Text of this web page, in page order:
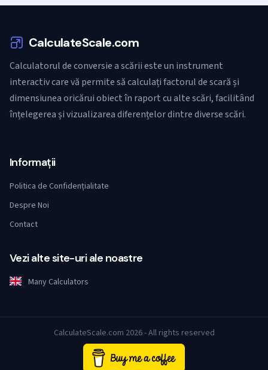
CalculateScale.com
Calculatorul de conversie a scării este un instrument
interactiv care vă permite să calculați factorul de scară și
dimensiunea oricărui obiect în raport cu alte scări, facilitând
înțelegerea și vizualizarea diferențelor dintre diverse scări.
Informații
Politica de Confidențialitate
Despre Noi
Contact
Vezi alte site-uri ale noastre
Many Calculators
CalculateScale.com 2026 - All rights reserved